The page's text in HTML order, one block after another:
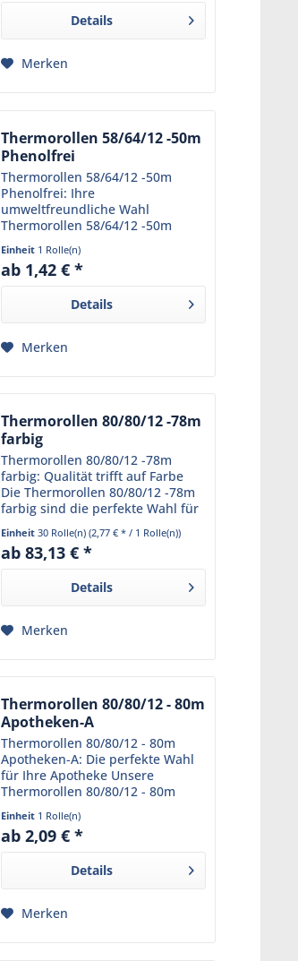
Details
Merken
Thermorollen 58/64/12 -50m
Phenolfrei
Thermorollen 58/64/12 -50m
Phenolfrei: Ihre
umweltfreundliche Wahl
Thermorollen 58/64/12 -50m
hervorragende Wahl für alle, die
Wert auf Qualität und
Diese Thermorollen sind...
Einheit 1 Rolle(n)
ab 1,42 € *
Details
Merken
Thermorollen 80/80/12 -78m
farbig
Thermorollen 80/80/12 -78m
farbig: Qualität trifft auf Farbe
Die Thermorollen 80/80/12 -78m
farbig sind die perfekte Wahl für
Ihr Geschäft. Sie sind speziell für
den Einsatz in Thermodruckern
konzipiert und liefern stets...
Einheit30 Rolle(n)(2,77 € * / 1 Rolle(n))
ab 83,13 € *
Details
Merken
Thermorollen 80/80/12 - 80m
Apotheken-A
Thermorollen 80/80/12 - 80m
Apotheken-A: Die perfekte Wahl
für Ihre Apotheke Unsere
Thermorollen 80/80/12 - 80m
Apotheken-A sind speziell für
den Einsatz in Apotheken
konzipiert. Sie sind aus
gefertigt und...
Einheit 1 Rolle(n)
ab 2,09 € *
Details
Merken